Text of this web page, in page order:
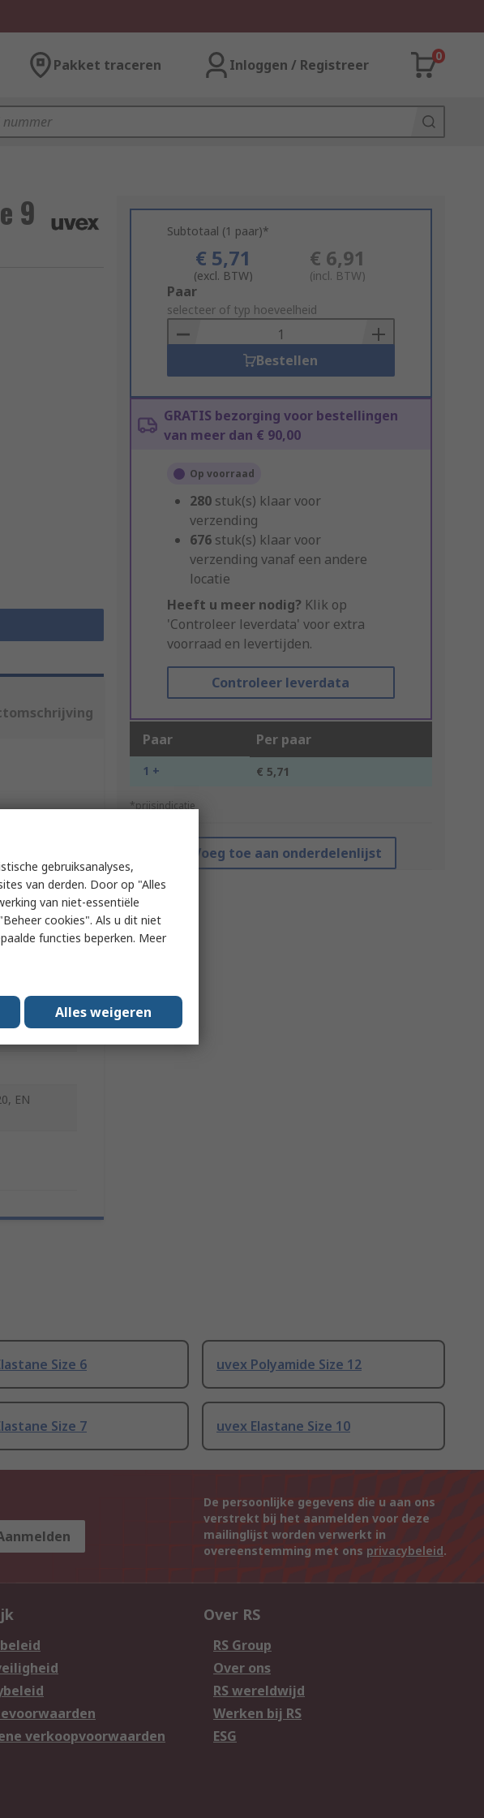
Pakket traceren Inloggen / Registreer
0
9 Subtotaal (1 paar)*
€ 5,71
(excl. BTW)
€ 6,91
(incl. BTW)
Add
to
Basket
Paar
selecteer of typ hoeveelheid
Bestellen
GRATIS bezorging voor bestellingen
van meer dan € 90,00
Op voorraad
280 stuk(s) klaar voor
verzending
676 stuk(s) klaar voor
verzending vanaf een andere
locatie
Heeft u meer nodig? Klik op
'Controleer leverdata' voor extra
voorraad en levertijden.
Controleer leverdata
Paar Per paar
1 + € 5,71
*prijsindicatie
Voeg toe aan onderdelenlijst
EN
Size 6 uvex Polyamide Size 12
Size 7 uvex Elastane Size 10
De persoonlijke gegevens die u aan ons
verstrekt bij het aanmelden voor deze
mailinglijst worden verwerkt in
overeenstemming met ons privacybeleid.
verkoopvoorwaarden
Over RS
RS Group
Over ons
RS wereldwijd
Werken bij RS
ESG
gebruiksanalyses,
van derden. Door op "Alles
van niet-essentiële
cookies". Als u dit niet
functies beperken. Meer
Alles weigeren